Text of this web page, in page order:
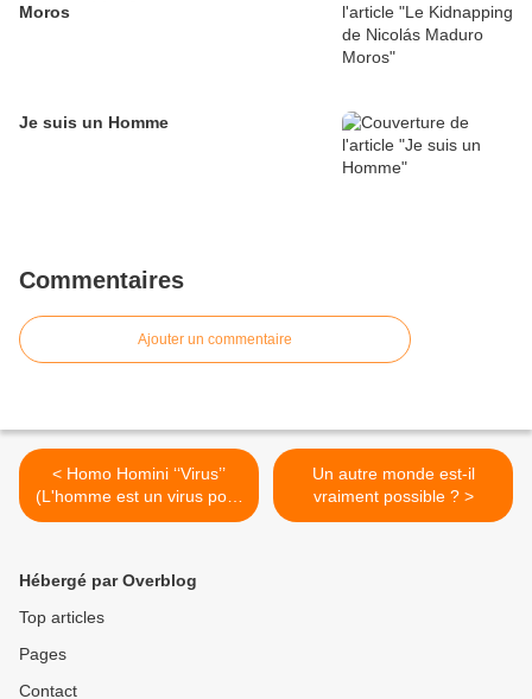
Moros
Je suis un Homme
Commentaires
Ajouter un commentaire
< Homo Homini ‘‘Virus’’
(L'homme est un virus pour
l'homme)
Un autre monde est-il
vraiment possible ? >
Hébergé par Overblog
Top articles
Pages
Contact